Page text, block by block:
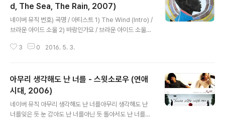
운 아이즈 12) 떠나지마 / 브라운 아이즈 13) 언제나 그랬
죠 / 브라운 아이즈 14) Noday But Today / 브라운 아이
즈 15) 그녀가 나를 보네 / 브라운 아이즈 16) Miss You /
d, The Sea, The Rain, 2007)
네이버 뮤직 번호) 곡명 / 아티스트 1) The Wind (Intro) /
브라운 아이드 소울 2) 바람인가요 / 브라운 아이드 소울
소울 5) 오래도록 고맙도록 / 브라운 아이드 소울 6) The
큼 (Feat. 강현정 Of Bubble Sisters) / 브라운 아이드
소울 9) Sweet Thing (Feat. Dynamic Duo, Epik hig
h) / 브라운 아이드 소울 10) Because Of You / 브라운
아이드 소울 11) Life & Love Are The Sam..
3 0 2016. 5. 3.
아무리 생각해도 난 너를 - 스윗소로우 (연애
시대, 2006)
네이버 뮤직 아무리 생각해도 난 너를아무리 생각해도 난
너를잊은 듯 눈 감아도 난 너를아닌 듯 돌아서도 난 너를조